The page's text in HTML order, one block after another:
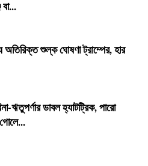
বা...
অতিরিক্ত শুল্ক ঘোষণা ট্রাম্পের, হার
ঋতুপর্ণার ডাবল হ্যাটট্রিক, পারো